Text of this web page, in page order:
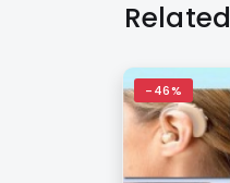
Related
-46%